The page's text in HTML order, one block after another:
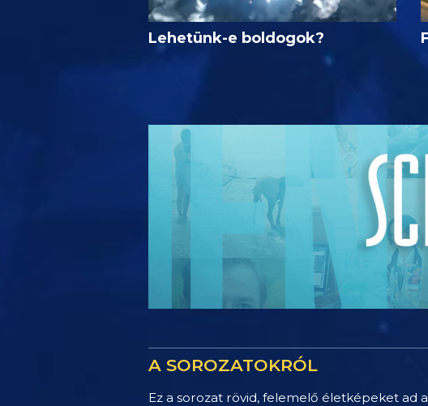
Lehetünk-e boldogok?
A SOROZATOKRÓL
Ez a sorozat rövid, felemelő életképeket ad